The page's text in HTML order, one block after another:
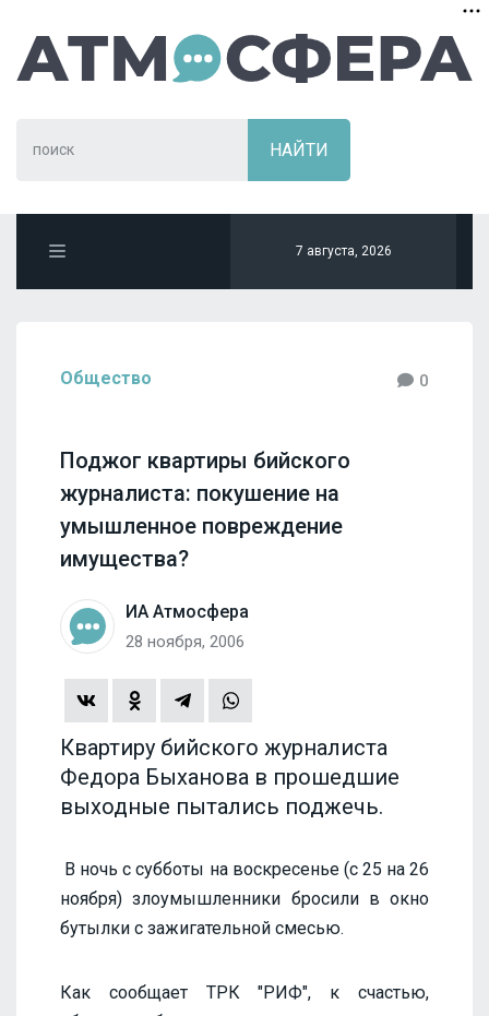
7 августа, 2026
Общество 0
Поджог квартиры бийского
журналиста: покушение на
умышленное повреждение
имущества?
ИА Атмосфера
28 ноября, 2006
Квартиру бийского журналиста
Федора Быханова в прошедшие
выходные пытались поджечь.
В ночь с субботы на воскресенье (с 25 на 26
ноября) злоумышленники бросили в окно
бутылки с зажигательной смесью.
Как сообщает ТРК "РИФ", к счастью,